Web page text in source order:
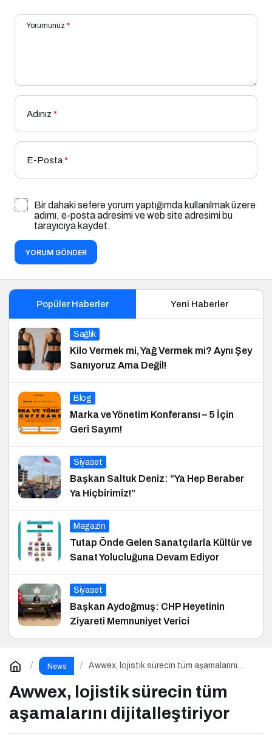
Yorumunuz *
Adınız *
E-Posta*
Bir dahaki sefere yorum yaptığımda kullanılmak üzere
adımı, e-posta adresimi ve web site adresimi bu
tarayıcıya kaydet.
YORUM GÖNDER
Popüler Haberler Yeni Haberler
Sağlık
Kilo Vermek mi, Yağ Vermek mi? Aynı Şey
Sanıyoruz Ama Değil!
Blog
Marka ve Yönetim Konferansı – 5 İçin
Geri Sayım!
Siyaset
Başkan Saltuk Deniz: “Ya Hep Beraber
Ya Hiçbirimiz!”
Magazin
Tutap Önde Gelen Sanatçılarla Kültür ve
Sanat Yolucluğuna Devam Ediyor
Siyaset
Başkan Aydoğmuş: CHP Heyetinin
Ziyareti Memnuniyet Verici
News
Awwex, lojistik sürecin tüm aşamalarını
Awwex, lojistik sürecin tüm
aşamalarını dijitalleştiriyor